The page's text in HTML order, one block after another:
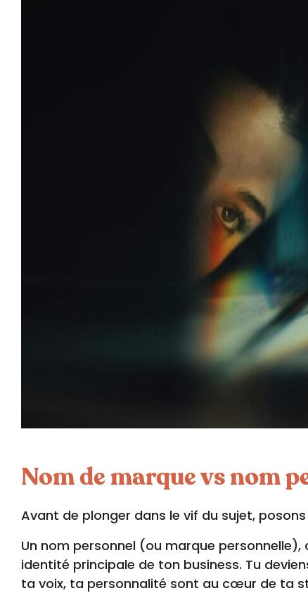
Nom de marque vs nom
Avant de plonger dans le vif du sujet, posons
Un nom personnel (ou marque
identité principale de ton business. Tu
ta voix, ta personnalité sont au cœur de ta